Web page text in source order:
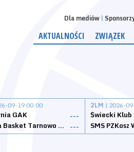
Dla mediów
AKTUALNOŚCI ZWIĄZEK
09-19 00:00
GAK
---
Tarnovia Basket Tarnowo Podgórne ---
2LM | 2026-
Świecki
SMS PZKosz